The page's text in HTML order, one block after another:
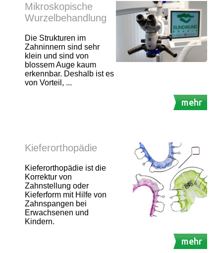
Mikroskopische
Wurzelbehandlung
Die Strukturen im
Zahninnern sind sehr
klein und sind von
blossem Auge kaum
erkennbar. Deshalb ist es
von Vorteil, ...
mehr
Kieferorthopädie
Kieferorthopädie ist die
Korrektur von
Zahnstellung oder
Kieferform mit Hilfe von
Zahnspangen bei
Erwachsenen und
Kindern.
mehr